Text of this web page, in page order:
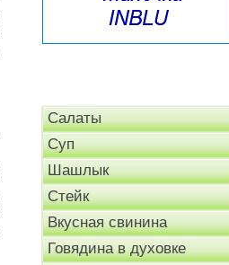
Салаты
Суп
Шашлык
Стейк
Вкусная свинина
Говядина в духовке